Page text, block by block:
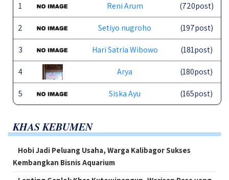
1 Reni Arum (720post)
2 Setiyo nugroho (197post)
3 Hari Satria Wibowo (181post)
4 Arya (180post)
5 Siska Ayu (165post)
KHAS KEBUMEN
Hobi Jadi Peluang Usaha, Warga Kalibagor Sukses
Kembangkan Bisnis Aquarium